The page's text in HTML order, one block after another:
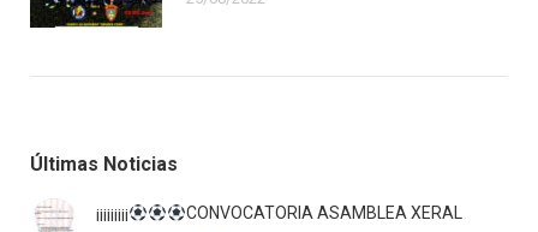
Últimas Noticias
¡¡¡¡¡¡¡¡¡
CONVOCATORIA ASAMBLEA XERAL